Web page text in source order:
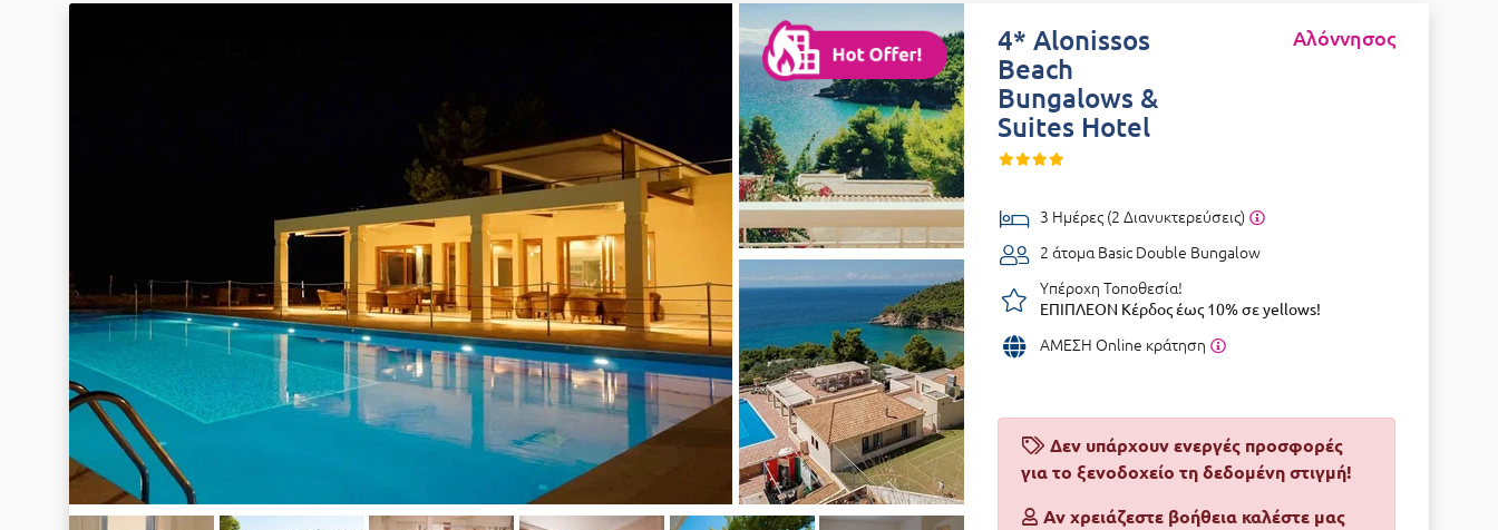
4* Alonissos
Beach
Bungalows &
Suites Hotel
Αλόννησος
3 Ημέρες (2 Διανυκτερεύσεις)
2 άτομα Basic Double Bungalow
Υπέροχη Τοποθεσία!
ΕΠΙΠΛΕΟΝ Κέρδος έως 10% σε yellows!
ΑΜΕΣΗ Online κράτηση
Δεν υπάρχουν ενεργές προσφορές
για το ξενοδοχείο τη δεδομένη στιγμή!
Αν χρειάζεστε βοήθεια καλέστε μας